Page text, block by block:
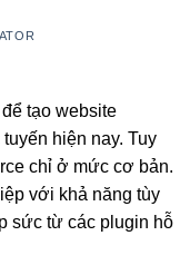
tạo website
hiện nay. Tuy
chỉ ở mức cơ bản.
với khả năng tùy
sức từ các plugin hỗ